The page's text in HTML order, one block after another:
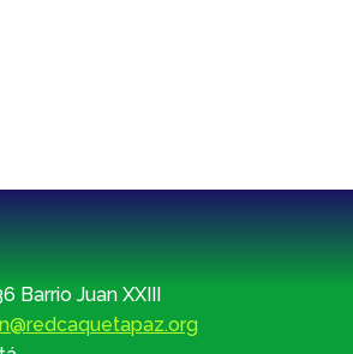
Barrio Juan XXIII